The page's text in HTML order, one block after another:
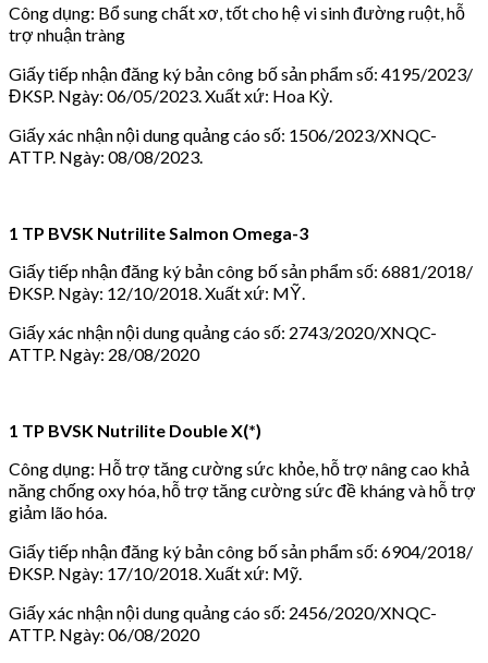
Công dụng: Bổ sung chất xơ, tốt cho hệ vi sinh đường ruột, hỗ
trợ nhuận tràng
Giấy tiếp nhận đăng ký bản công bố sản phẩm số: 4195/2023/
ĐKSP. Ngày: 06/05/2023. Xuất xứ: Hoa Kỳ.
Giấy xác nhận nội dung quảng cáo số: 1506/2023/XNQC-
ATTP. Ngày: 08/08/2023.
1 TP BVSK Nutrilite Salmon Omega-3
Giấy tiếp nhận đăng ký bản công bố sản phẩm số: 6881/2018/
ĐKSP. Ngày: 12/10/2018. Xuất xứ: MỸ.
Giấy xác nhận nội dung quảng cáo số: 2743/2020/XNQC-
ATTP. Ngày: 28/08/2020
1 TP BVSK Nutrilite Double X(*)
Công dụng: Hỗ trợ tăng cường sức khỏe, hỗ trợ nâng cao khả
năng chống oxy hóa, hỗ trợ tăng cường sức đề kháng và hỗ trợ
giảm lão hóa.
Giấy tiếp nhận đăng ký bản công bố sản phẩm số: 6904/2018/
ĐKSP. Ngày: 17/10/2018. Xuất xứ: Mỹ.
Giấy xác nhận nội dung quảng cáo số: 2456/2020/XNQC-
ATTP. Ngày: 06/08/2020